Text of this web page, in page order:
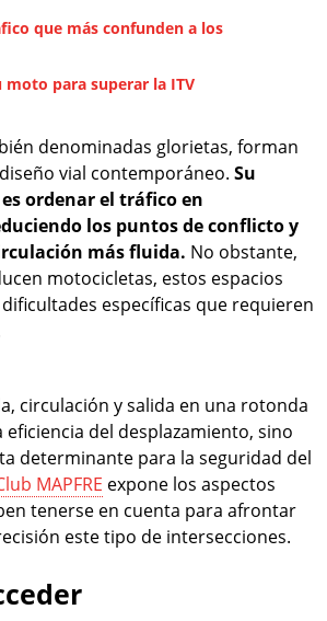
que más confunden a los
para superar la ITV
denominadas glorietas, forman
vial contemporáneo. Su
ordenar el tráfico en
los puntos de conflicto y
más fluida. No obstante,
motocicletas, estos espacios
específicas que requieren
circulación y salida en una rotonda
eficiencia del desplazamiento, sino
determinante para la seguridad del
MAPFRE expone los aspectos
tenerse en cuenta para afrontar
este tipo de intersecciones.